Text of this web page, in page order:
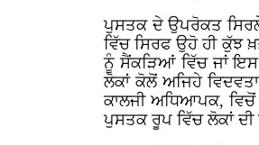
ਪੁਸਤਕ ਦੇ ਉਪਰੋਕਤ
ਵਿੱਚ ਸਿਰਫ ਉਹੋ ਹੀ ਕੁੱਝ
ਨੂੰ ਸੈਂਕੜਿਆਂ ਵਿੱਚ ਜਾਂ
ਲੋਕਾਂ ਕੋਲੋਂ ਅਜਿਹੇ
ਕਾਲਜੀ ਅਧਿਆਪਕ, ਵਿਚੋਂ
ਪੁਸਤਕ ਰੂਪ ਵਿੱਚ ਲੋਕਾਂ